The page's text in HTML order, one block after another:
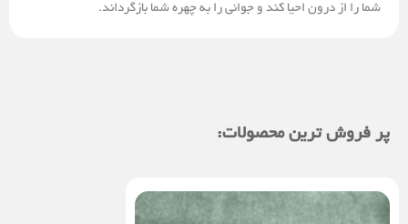
شما را از درون احیا کند و جوانی را به چهره شما بازگرداند.
پر فروش ترین محصولات: